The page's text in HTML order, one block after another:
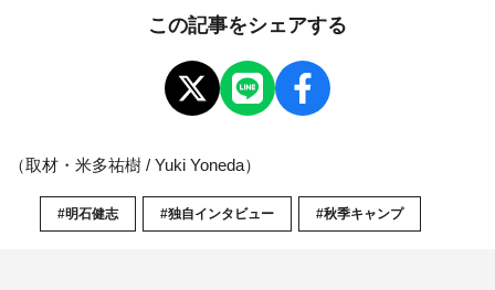
この記事をシェアする
（取材・米多祐樹 / Yuki Yoneda）
#明石健志 #独自インタビュー #秋季キャンプ